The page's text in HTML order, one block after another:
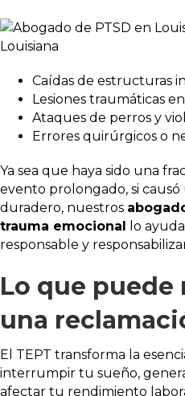
Caídas de estructuras
Lesiones traumáticas
Ataques de perros y
Errores quirúrgicos o
Ya sea que haya sido una
evento prolongado, si causó
duradero, nuestros
trauma emocional lo
responsable y
Lo que puede
una
El TEPT transforma la
interrumpir tu sueño,
afectar tu rendimiento